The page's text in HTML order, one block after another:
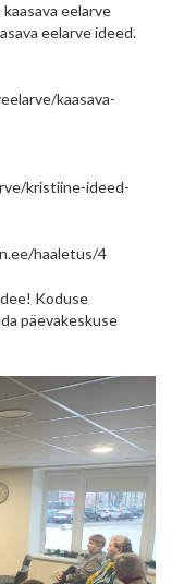
eelarve
eelarve ideed.
kaasava-
kristiine-ideed-
haaletus/4
Koduse
päevakeskuse